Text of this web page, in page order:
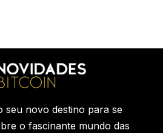
seu novo destino para se
o fascinante mundo das